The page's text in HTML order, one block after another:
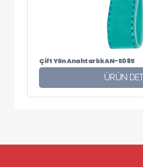
Çift Yön Anahtarlık AN-5085
ÜRÜN